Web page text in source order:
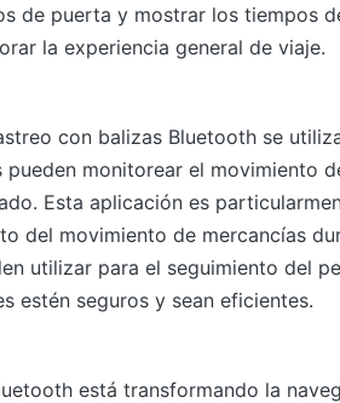
de puerta y mostrar los tiempos
la experiencia general de viaje.
con balizas Bluetooth se
monitorear el movimiento
Esta aplicación es
del movimiento de mercancías
utilizar para el seguimiento del
estén seguros y sean eficientes.
está transformando la